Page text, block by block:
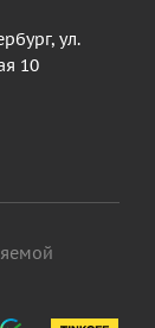
ул.
10